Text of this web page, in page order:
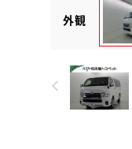
外観